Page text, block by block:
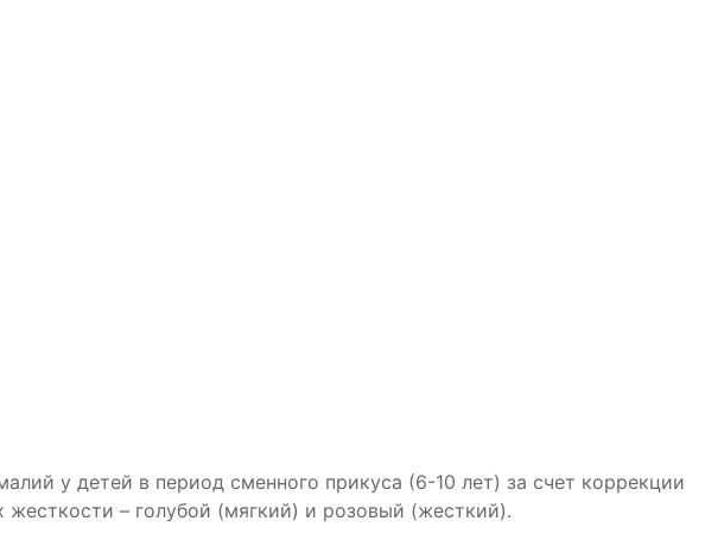
у детей в период сменного прикуса (6-10 лет) за счет коррекции
жесткости – голубой (мягкий) и розовый (жесткий).